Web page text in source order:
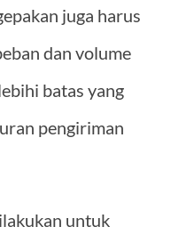
juga harus
dan volume
batas yang
pengiriman
untuk